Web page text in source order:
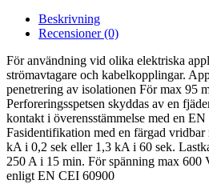
Beskrivning
Recensioner (0)
För användning vid olika elektriska
strömavtagare och kabelkopplingar.
penetrering av isolationen För max 95
Perforeringsspetsen skyddas av en
kontakt i överensstämmelse med en
Fasidentifikation med en färgad
kA i 0,2 sek eller 1,3 kA i 60 sek.
250 A i 15 min. För spänning max 600
enligt EN CEI 60900